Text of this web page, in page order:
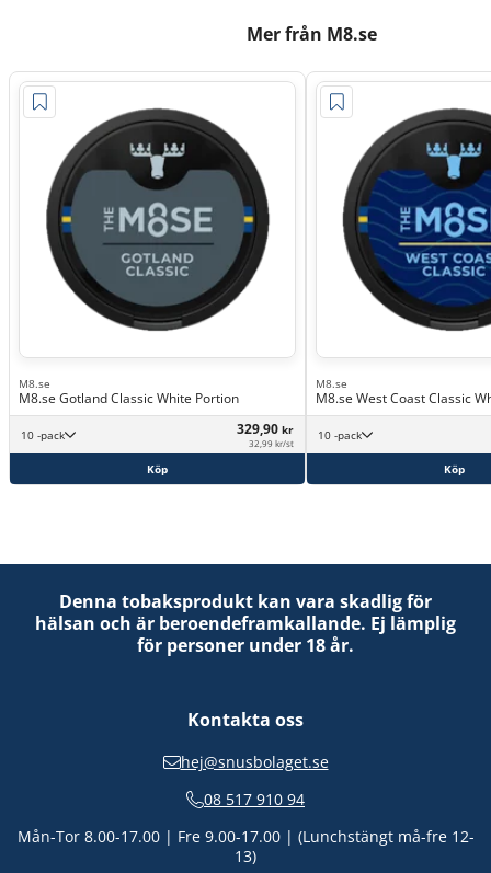
Mer från M8.se
M8.se
M8.se Gotland Classic White Portion
10 -pack 329,90 kr
32,99 kr/st
Köp
M8.se
M8.se West Coast Classic
10 -pack
Köp
Denna tobaksprodukt kan vara skadlig för
hälsan och är beroendeframkallande. Ej lämplig
för personer under 18 år.
Kontakta oss
hej@snusbolaget.se
08 517 910 94
Mån-Tor 8.00-17.00 | Fre 9.00-17.00 | (Lunchstängt må-fre 12-
13)